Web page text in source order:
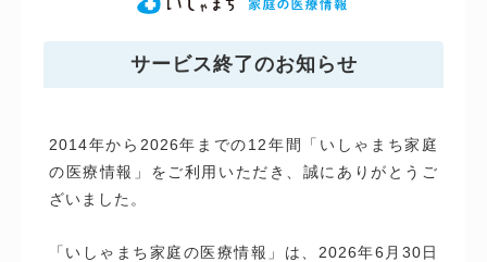
サービス終了のお知らせ
2014年から2026年までの12年間「いしゃまち家庭
の医療情報」をご利用いただき、誠にありがとうご
ざいました。
「いしゃまち家庭の医療情報」は、2026年6月30日